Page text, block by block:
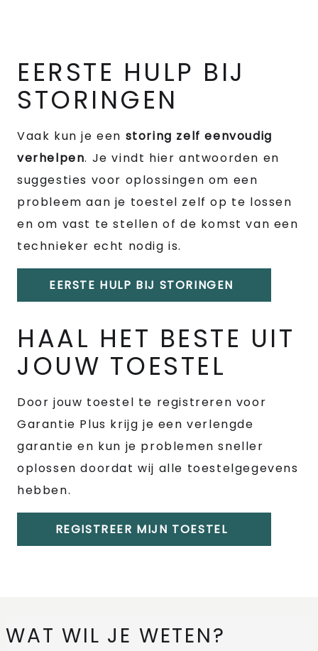
EERSTE HULP BIJ
STORINGEN
Vaak kun je een storing zelf eenvoudig
verhelpen. Je vindt hier antwoorden en
suggesties voor oplossingen om een
probleem aan je toestel zelf op te lossen
en om vast te stellen of de komst van een
technieker echt nodig is.
EERSTE HULP BIJ STORINGEN
HAAL HET BESTE UIT
JOUW TOESTEL
Door jouw toestel te registreren voor
Garantie Plus krijg je een verlengde
garantie en kun je problemen sneller
oplossen doordat wij alle toestelgegevens
hebben.
REGISTREER MIJN TOESTEL
WAT WIL JE WETEN?